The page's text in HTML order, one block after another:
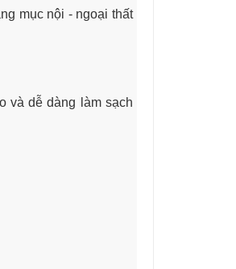
mục nội - ngoại thất
và dễ dàng làm sạch